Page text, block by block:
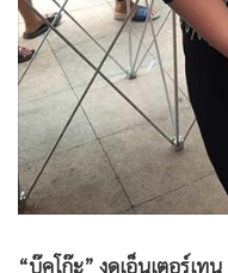
• Motoring
• เกม
• วิทยาศาสตร์
• SMEs
• หุ้น
• อินโดจีน
• กองทุนรวม
“บุ๊คโก๊ะ” งดเอ็นเตอร์เท